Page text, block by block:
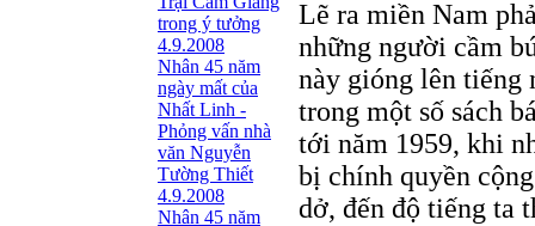
trong ý tưởng
4.9.2008
Nhân 45 năm
ngày mất của
Nhất Linh -
Phỏng vấn nhà
văn Nguyễn
Tường Thiết
4.9.2008
Nhân 45 năm
Lẽ ra miền Nam
những người cầm
này gióng lên tiếng
trong một số sách
tới năm 1959, khi
bị chính quyền
dở, đến độ tiếng ta